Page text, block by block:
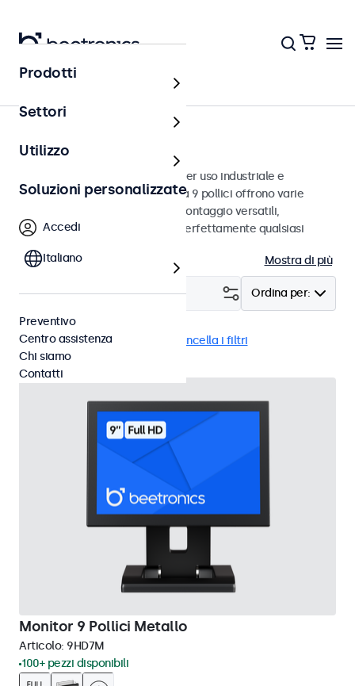
Monitor
Monitor da 9 pollici
Monitor da 9 pollici progettati per uso industriale e
commerciale. Questi monitor da 9 pollici offrono varie
connessioni video e opzioni di montaggio versatili,
consentendo loro di integrarsi perfettamente qualsiasi
Mostra di più
Ordina per:
Filtro (1)
Monitor 9 pollici Cancella i filtri
Monitor 9 Pollici Metallo
Articolo: 9HD7M
100+ pezzi disponibili
Prodotti
Settori
Utilizzo
Soluzioni personalizzate
Accedi
Italiano
Preventivo
Centro assistenza
Chi siamo
Contatti